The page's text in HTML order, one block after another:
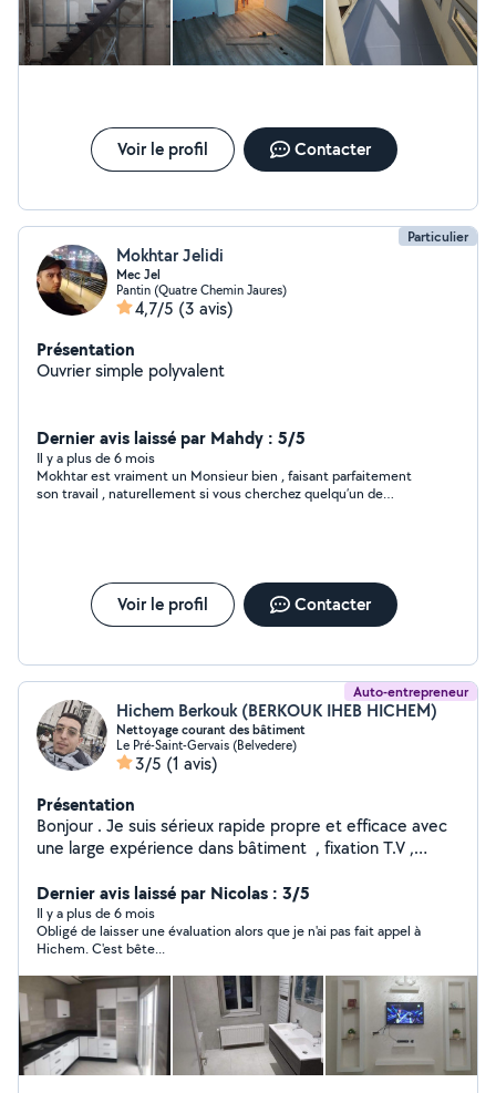
Voir le profil Contacter
Particulier
Mokhtar Jelidi
Mec Jel
Pantin (Quatre Chemin Jaures)
4,7/5 (3 avis)
Présentation
Ouvrier simple polyvalent
Dernier avis laissé par Mahdy : 5/5
Il y a plus de 6 mois
Mokhtar est vraiment un Monsieur bien , faisant parfaitement
son travail , naturellement si vous cherchez quelqu’un de
Voir le profil Contacter
Auto-entrepreneur
Hichem Berkouk (BERKOUK IHEB HICHEM)
Nettoyage courant des bâtiment
Le Pré-Saint-Gervais (Belvedere)
3/5 (1 avis)
Présentation
Bonjour . Je suis sérieux rapide propre et efficace avec
une large expérience dans bâtiment , fixation T.V ,
montage des meubles en kit je suis disponible pour venir
faire tout vos travaux avec un prix raisonnable Merci
Cordialement
Dernier avis laissé par Nicolas : 3/5
Il y a plus de 6 mois
Obligé de laisser une évaluation alors que je n'ai pas fait appel à
Hichem. C'est bête...